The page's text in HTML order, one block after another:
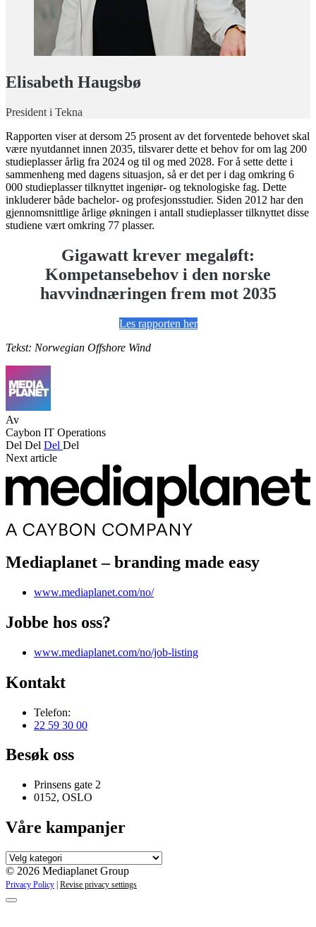
Elisabeth Haugsbø
President i Tekna
Rapporten viser at dersom 25 prosent av det forventede behovet skal
være nyutdannet innen 2035, tilsvarer dette et behov for om lag 200
studieplasser årlig fra 2024 og til og med 2028. For å sette dette i
sammenheng med dagens situasjon, så er det per i dag omkring 6
000 studieplasser tilknyttet ingeniør- og teknologiske fag. Dette
inkluderer både bachelor- og profesjonsstudier. Siden 2012 har den
gjennomsnittlige årlige økningen i antall studieplasser tilknyttet disse
studiene vært omkring 77 plasser.
Gigawatt krever megaløft:
Kompetansebehov i den norske
havvindnæringen frem mot 2035
Les rapporten her
Tekst: Norwegian Offshore Wind
Av
Caybon IT Operations
Del Del Del Del
Next article
Mediaplanet – branding made easy
www.mediaplanet.com/no/
Jobbe hos oss?
www.mediaplanet.com/no/job-listing
Kontakt
Telefon:
22 59 30 00
Besøk oss
Prinsens gate 2
0152, OSLO
Våre kampanjer
Våre
kampanjer
© 2026 Mediaplanet Group
Privacy Policy Revise privacy settings